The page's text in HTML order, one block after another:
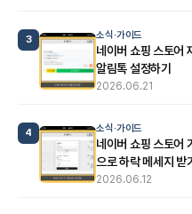
3 소식·가이드
네이버 쇼핑 스토어
알림톡 설정하기
2026.06.21
4 소식·가이드
네이버 쇼핑 스토어
으로 하락 메세지 받기
2026.06.12